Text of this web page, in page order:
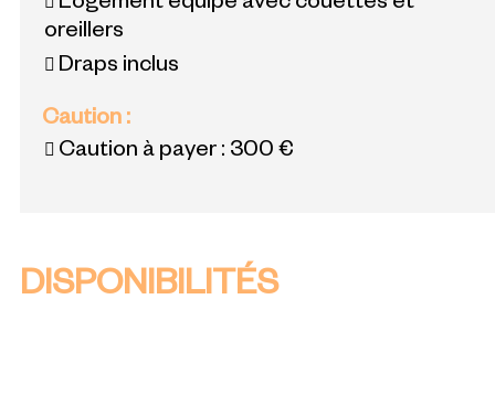
oreillers
Draps inclus
Caution :
Caution à payer : 300 €
DISPONIBILITÉS